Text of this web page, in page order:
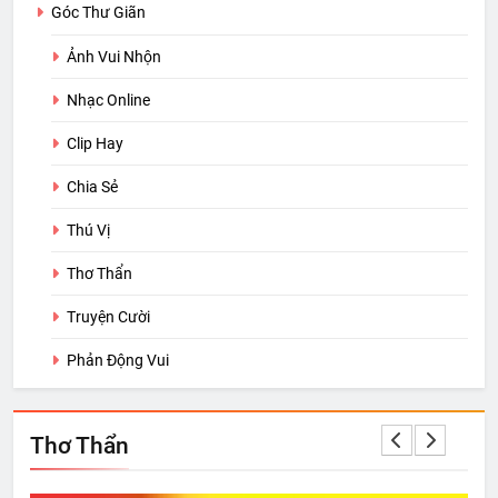
Góc Thư Giãn
Ảnh Vui Nhộn
Nhạc Online
Clip Hay
Chia Sẻ
Thú Vị
Thơ Thẩn
Truyện Cười
Phản Động Vui
Thơ Thẩn